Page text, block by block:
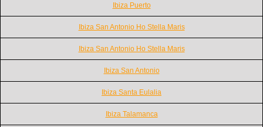
Ibiza Puerto
Ibiza San Antonio Ho Stella Maris
Ibiza San Antonio Ho Stella Maris
Ibiza San Antonio
Ibiza Santa Eulalia
Ibiza Talamanca